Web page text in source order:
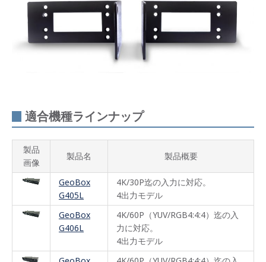
適合機種ラインナップ
製品
画像
製品名 製品概要
GeoBox
G405L
4K/30P迄の入力に対応。
4出力モデル
GeoBox
G406L
4K/60P（YUV/RGB4:4:4）迄の入
力に対応。
4出力モデル